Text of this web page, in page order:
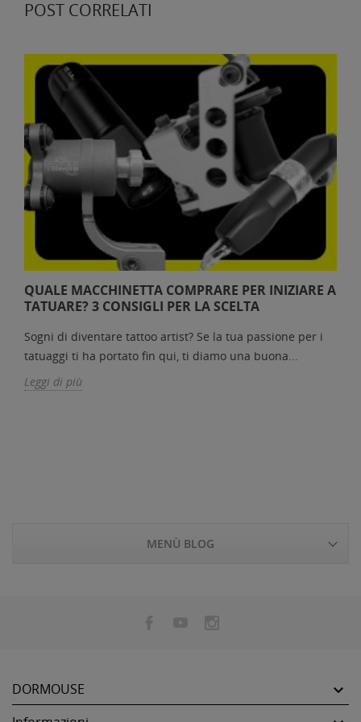
MENÙ BLOG
POST CORRELATI
QUALE MACCHINETTA COMPRARE PER INIZIARE A
TATUARE? 3 CONSIGLI PER LA SCELTA
Sogni di diventare tattoo artist? Se la tua passione per i
tatuaggi ti ha portato fin qui, ti diamo una buona...
Leggi di più
DORMOUSE 